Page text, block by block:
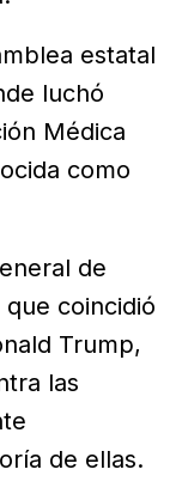
estatal
luchó
Médica
como
de
coincidió
Trump,
las
de ellas.